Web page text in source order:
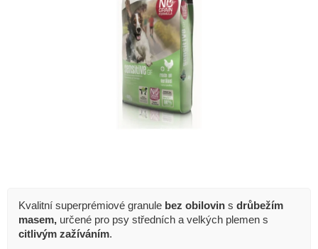
Kvalitní superprémiové granule bez obilovin s drůbežím
masem, určené pro psy středních a velkých plemen s
citlivým zažíváním.